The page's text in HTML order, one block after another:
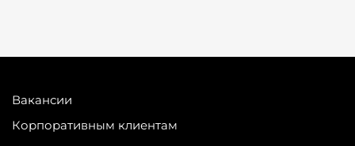
Вакансии
Корпоративным клиентам